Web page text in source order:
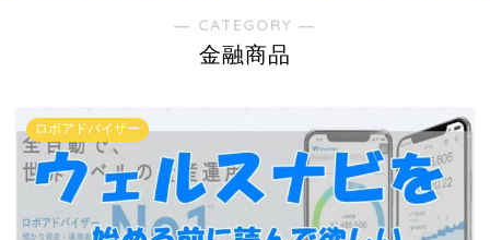
― CATEGORY ―
金融商品
ロボアドバイザー